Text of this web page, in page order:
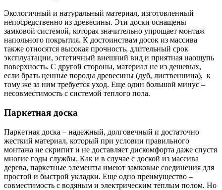
Экологичный и натуральный материал, изготовленный
непосредственно из древесины. Эти доски оснащены
замковой системой, которая значительно упрощает монтаж
напольного покрытия. К достоинствам досок из массива
также относятся высокая прочность, длительный срок
эксплуатации, эстетичный внешний вид и приятная наощупь
поверхность. С другой стороны, материал не из дешевых,
если брать ценные породы древесины (дуб, лиственница), к
тому же за ним требуется уход. Еще один большой минус –
несовместимость с системой теплого пола.
Паркетная доска
Паркетная доска – надежный, долговечный и достаточно
жесткий материал, который при условии правильного
монтажа не скрипит и не доставляет дискомфорта даже спустя
многие годы службы. Как и в случае с доской из массива
дерева, паркетные элементы имеют замковые соединения для
простой и быстрой укладки. Еще одно преимущество –
совместимость с водяным и электрическим теплым полом. Но